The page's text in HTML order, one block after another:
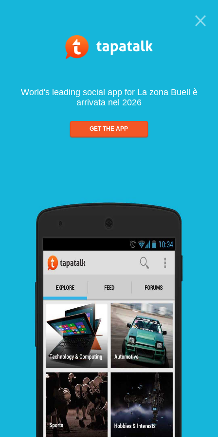
World's leading social app for La zona Buell è
arrivata nel 2026
GET THE APP